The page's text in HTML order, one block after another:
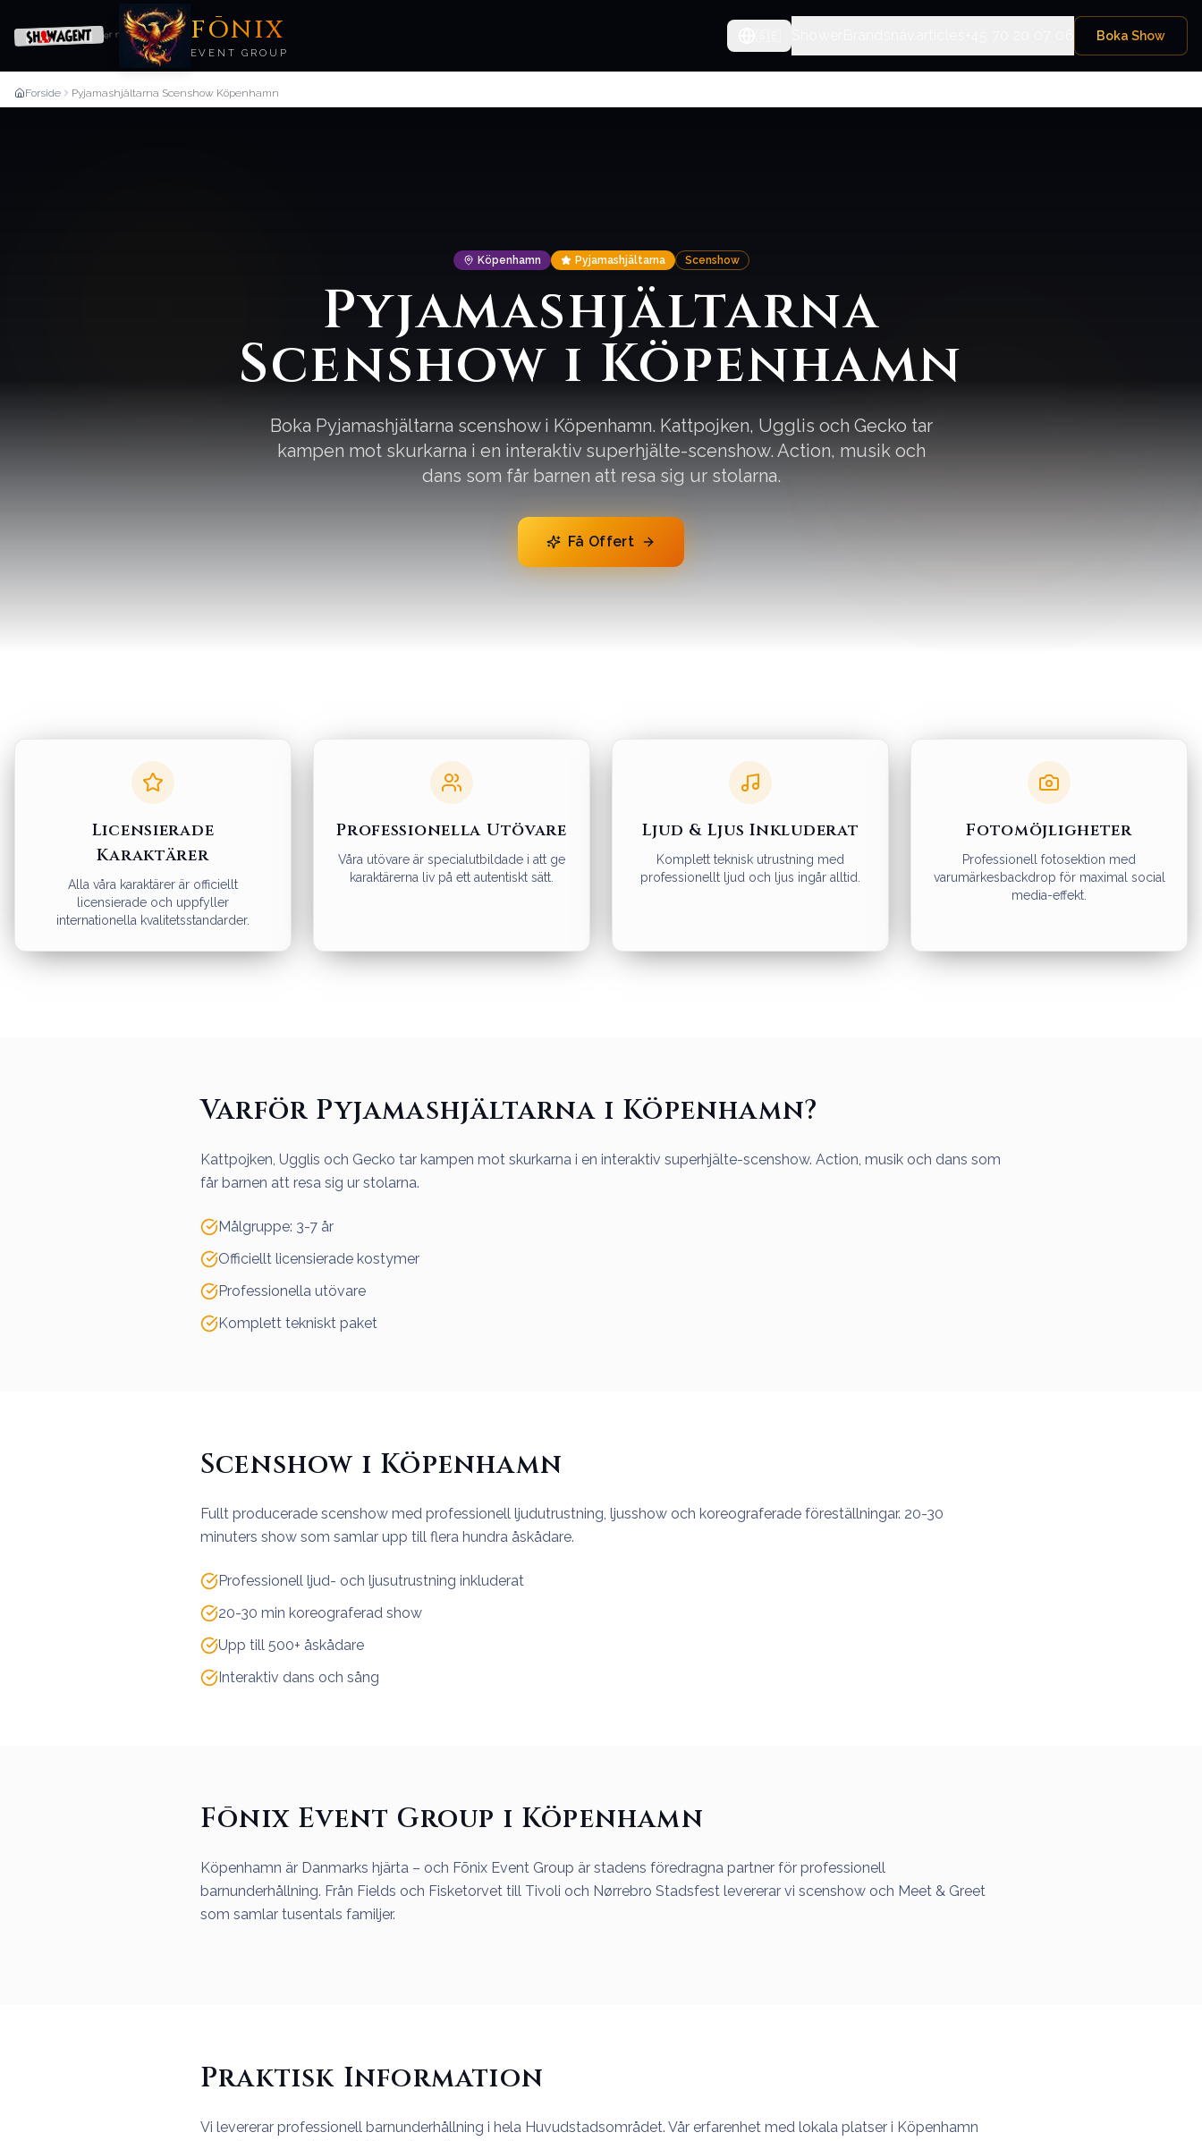
er nu FŌNIX
EVENT GROUP
Boka Show
Forside Pyjamashjältarna Scenshow Köpenhamn
Köpenhamn Pyjamashjältarna Scenshow
Pyjamashjältarna
Scenshow i Köpenhamn
Boka Pyjamashjältarna scenshow i Köpenhamn. Kattpojken, Ugglis och Gecko tar
kampen mot skurkarna i en interaktiv superhjälte-scenshow. Action, musik och
dans som får barnen att resa sig ur stolarna.
Få Offert
Licensierade
Karaktärer
Alla våra karaktärer är officiellt
licensierade och uppfyller
internationella kvalitetsstandarder.
Professionella Utövare
Våra utövare är specialutbildade i att ge
karaktärerna liv på ett autentiskt sätt.
Ljud & Ljus Inkluderat
Komplett teknisk utrustning med
professionellt ljud och ljus ingår alltid.
Fotomöjligheter
Professionell fotosektion med
varumärkesbackdrop för maximal social
media-effekt.
Varför Pyjamashjältarna i Köpenhamn?
Kattpojken, Ugglis och Gecko tar kampen mot skurkarna i en interaktiv superhjälte-scenshow. Action, musik och dans som
får barnen att resa sig ur stolarna.
Målgruppe: 3-7 år
Officiellt licensierade kostymer
Professionella utövare
Komplett tekniskt paket
Scenshow i Köpenhamn
Fullt producerade scenshow med professionell ljudutrustning, ljusshow och koreograferade föreställningar. 20-30
minuters show som samlar upp till flera hundra åskådare.
Professionell ljud- och ljusutrustning inkluderat
20-30 min koreograferad show
Upp till 500+ åskådare
Interaktiv dans och sång
Fōnix Event Group i Köpenhamn
Köpenhamn är Danmarks hjärta – och Fōnix Event Group är stadens föredragna partner för professionell
barnunderhållning. Från Fields och Fisketorvet till Tivoli och Nørrebro Stadsfest levererar vi scenshow och Meet & Greet
som samlar tusentals familjer.
Praktisk Information
Vi levererar professionell barnunderhållning i hela Huvudstadsområdet. Vår erfarenhet med lokala platser i Köpenhamn